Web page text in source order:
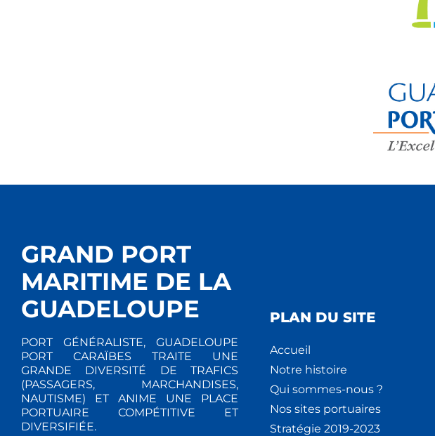
GRAND PORT
MARITIME DE LA
GUADELOUPE
PORT GÉNÉRALISTE, GUADELOUPE
PORT CARAÏBES TRAITE UNE
GRANDE DIVERSITÉ DE TRAFICS
(PASSAGERS, MARCHANDISES,
NAUTISME) ET ANIME UNE PLACE
PORTUAIRE COMPÉTITIVE ET
DIVERSIFIÉE.
PLAN DU SITE
Accueil
Notre histoire
Qui sommes-nous ?
Nos sites portuaires
Stratégie 2019-2023